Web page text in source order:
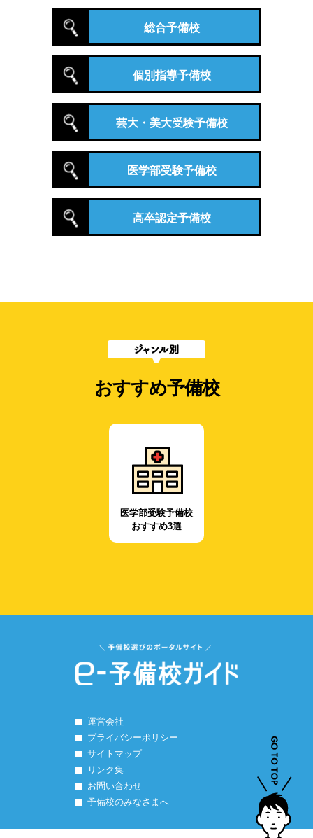
総合予備校
個別指導予備校
芸大・美大受験予備校
医学部受験予備校
高卒認定予備校
おすすめ予備校
医学部受験予備校
おすすめ3選
運営会社
プライバシーポリシー
サイトマップ
リンク集
お問い合わせ
予備校のみなさまへ